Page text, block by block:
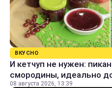
ВКУСНО
И кетчуп не нужен:
смородины, идеально
08 августа 2026, 13:39